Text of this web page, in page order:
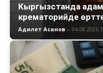
Кыргызстанда
крематорийде
Адилет Асанов - 04.08.2026